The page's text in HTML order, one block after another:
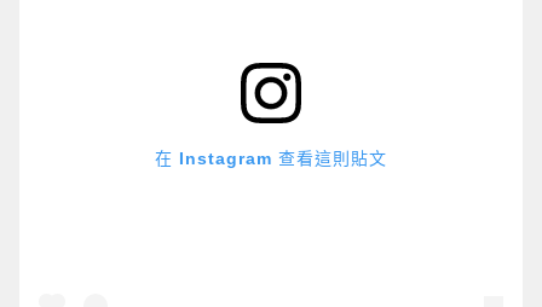
在 Instagram 查看這則貼文